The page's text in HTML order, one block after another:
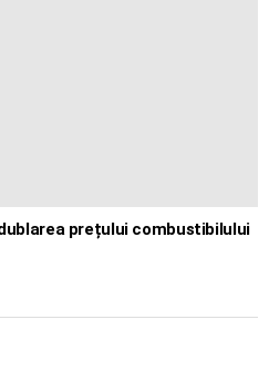
prețului combustibilului